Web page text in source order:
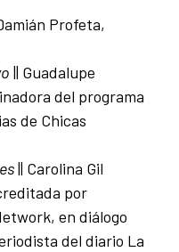
Profeta,
|| Guadalupe
del programa
de Chicas
|| Carolina Gil
por
en diálogo
del diario La